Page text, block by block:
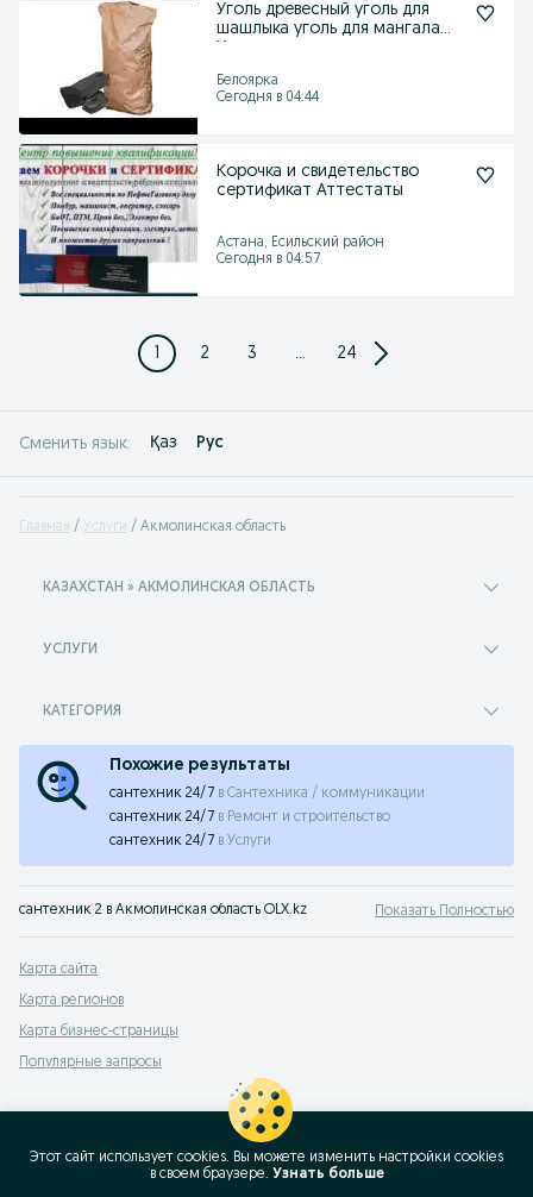
Уголь древесный уголь для
шашлыка уголь для мангала
Белоярка
Сегодня в 04:44
Корочка и свидетельство
сертификат Аттестаты
Астана, Есильский район
Сегодня в 04:57
1 2 3 ... 24
Сменить язык: Қаз Рус
Главная Услуги Акмолинская область
КАЗАХСТАН » АКМОЛИНСКАЯ ОБЛАСТЬ
УСЛУГИ
КАТЕГОРИЯ
Похожие результаты
сантехник 24/7 в Сантехника / коммуникации
сантехник 24/7 в Ремонт и строительство
сантехник 24/7 в Услуги
сантехник 2 в Акмолинская область OLX.kz Показать Полностью
Карта сайта
Карта регионов
Карта бизнес-страницы
Популярные запросы
Этот сайт использует cookies. Вы можете изменить настройки cookies
в своeм браузере. Узнать больше